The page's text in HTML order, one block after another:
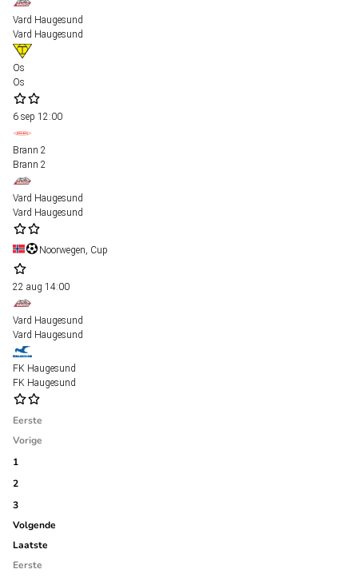
Vard Haugesund
Vard Haugesund
Os
Os
6 sep 12:00
Brann 2
Brann 2
Vard Haugesund
Vard Haugesund
Noorwegen, Cup
22 aug 14:00
Vard Haugesund
Vard Haugesund
FK Haugesund
FK Haugesund
Eerste
Vorige
1
2
3
Volgende
Laatste
Eerste